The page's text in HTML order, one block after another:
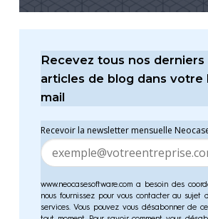
Recevez tous nos derniers
articles de blog dans votre
mail
Recevoir la newsletter mensuelle
www.neocasesoftware.com a besoin des
nous fournissez pour vous contacter au sujet
services. Vous pouvez vous désabonner de